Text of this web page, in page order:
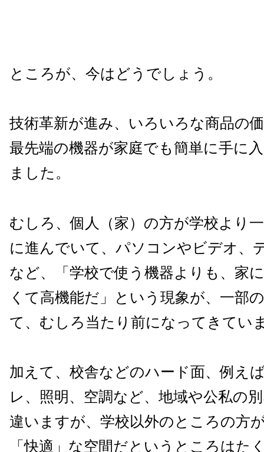
ところが、今はどうでしょう。
技術革新が進み、いろいろな商品の
最先端の機器が家庭でも簡単に手に
ました。
むしろ、個人（家）の方が学校より
に進んでいて、パソコンやビデオ、
など、「学校で使う機器よりも、家
くて高機能だ」という現象が、一部
て、むしろ当たり前になってきてい
加えて、校舎などのハード面、例え
レ、照明、空調など、地域や公私の
違いますが、学校以外のところの方
「快適」な空間だというところはた